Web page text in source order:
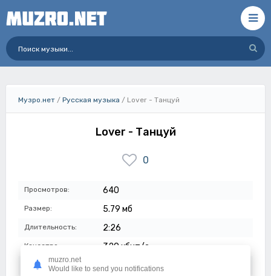
Музро.нет / Русская музыка / Lover - Танцуй
Lover - Танцуй
0
Просмотров: 640
Размер: 5.79 мб
Длительность: 2:26
Качество: 320 кбит/с
Дата: 17-07-2023
muzro.net
Would like to send you notifications